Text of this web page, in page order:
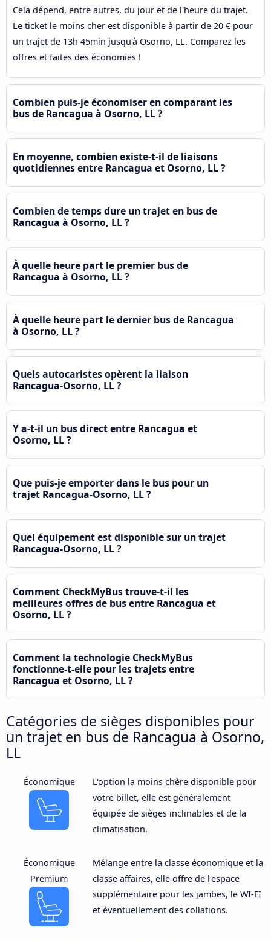
Cela dépend, entre autres, du jour et de l'heure du trajet.
Le ticket le moins cher est disponible à partir de 20 € pour
un trajet de 13h 45min jusqu'à Osorno, LL. Comparez les
offres et faites des économies !
Combien puis-je économiser en comparant les
bus de Rancagua à Osorno, LL ?
En moyenne, combien existe-t-il de liaisons
quotidiennes entre Rancagua et Osorno, LL ?
Combien de temps dure un trajet en bus de
Rancagua à Osorno, LL ?
À quelle heure part le premier bus de
Rancagua à Osorno, LL ?
À quelle heure part le dernier bus de Rancagua
à Osorno, LL ?
Quels autocaristes opèrent la liaison
Rancagua-Osorno, LL ?
Y a-t-il un bus direct entre Rancagua et
Osorno, LL ?
Que puis-je emporter dans le bus pour un
trajet Rancagua-Osorno, LL ?
Quel équipement est disponible sur un trajet
Rancagua-Osorno, LL ?
Comment CheckMyBus trouve-t-il les
meilleures offres de bus entre Rancagua et
Osorno, LL ?
Comment la technologie CheckMyBus
fonctionne-t-elle pour les trajets entre
Rancagua et Osorno, LL ?
Catégories de sièges disponibles pour
un trajet en bus de Rancagua à Osorno,
LL
Économique
L'option la moins chère disponible pour
votre billet, elle est généralement
équipée de sièges inclinables et de la
climatisation.
Économique
Premium
Mélange entre la classe économique et la
classe affaires, elle offre de l'espace
supplémentaire pour les jambes, le WI-FI
et éventuellement des collations.